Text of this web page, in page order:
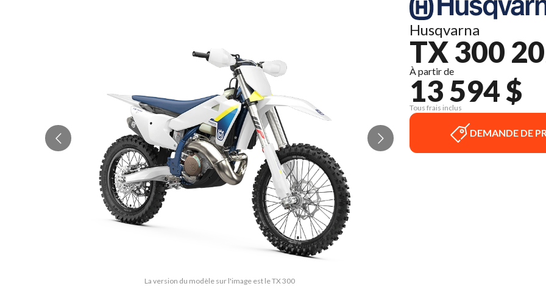
La version du modèle sur l'image est le TX 300
Husqvarna
TX 300
À partir de
13 594 $
Tous frais inclus
DEMANDE DE